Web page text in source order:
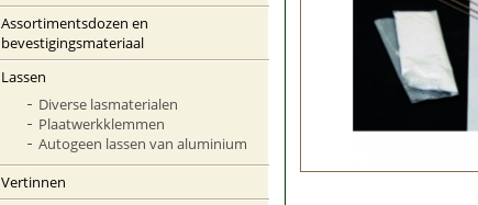
Assortimentsdozen en
bevestigingsmateriaal
Lassen
Diverse lasmaterialen
Plaatwerkklemmen
Autogeen lassen van aluminium
Vertinnen